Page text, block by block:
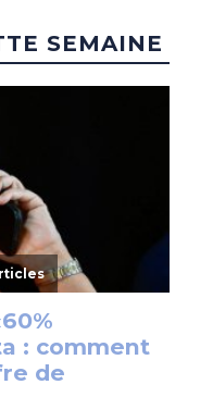
SEMAINE